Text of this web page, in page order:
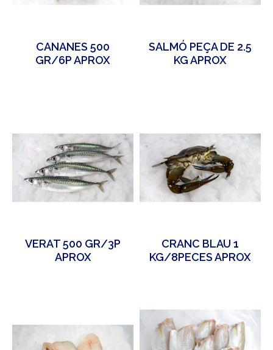
CANANES 500
GR/6P APROX
SALMÓ PEÇA DE 2.5
KG APROX
VERAT 500 GR/3P
APROX
CRANC BLAU 1
KG/8PECES APROX